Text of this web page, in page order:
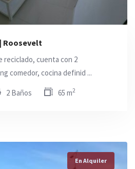
Roosevelt
cuenta con 2
comedor, cocina definid ...
2 Baños 65 m2
En Alquiler